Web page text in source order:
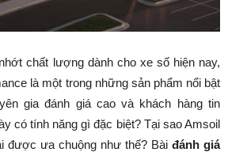
chất lượng dành cho xe số hiện nay,
là một trong những sản phẩm nổi bật
gia đánh giá cao và khách hàng tin
có tính năng gì đặc biệt? Tại sao Amsoil
được ưa chuộng như thế? Bài đánh giá